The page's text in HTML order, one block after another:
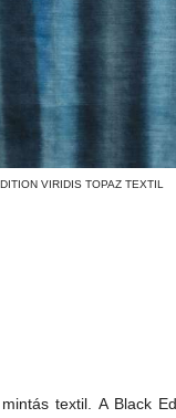
VIRIDIS TOPAZ TEXTIL
textil. A Black